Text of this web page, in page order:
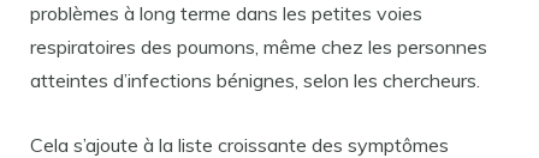
problèmes à long terme dans les petites voies
respiratoires des poumons, même chez les personnes
atteintes d’infections bénignes, selon les chercheurs.
Cela s’ajoute à la liste croissante des symptômes